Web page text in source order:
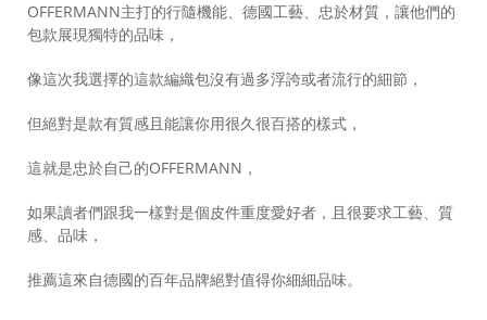
OFFERMANN主打的行隨機能、德國工藝、忠於材質，讓他們的
包款展現獨特的品味，
像這次我選擇的這款編織包沒有過多浮誇或者流行的細節，
但絕對是款有質感且能讓你用很久很百搭的樣式，
這就是忠於自己的OFFERMANN，
如果讀者們跟我一樣對是個皮件重度愛好者，且很要求工藝、質
感、品味，
推薦這來自德國的百年品牌絕對值得你細細品味。